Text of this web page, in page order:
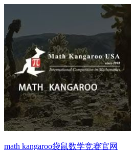
内
容
math kangaroo袋鼠数学竞赛官网